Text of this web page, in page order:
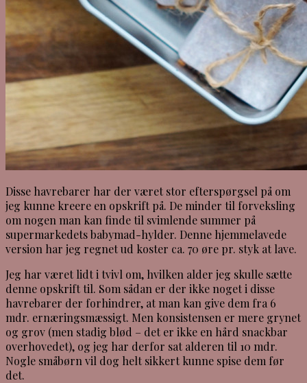
Disse havrebarer har der været stor efterspørgsel på om
jeg kunne kreere en opskrift på. De minder til forveksling
om nogen man kan finde til svimlende summer på
supermarkedets babymad-hylder. Denne hjemmelavede
version har jeg regnet ud koster ca. 70 øre pr. styk at lave.
Jeg har været lidt i tvivl om, hvilken alder jeg skulle sætte
denne opskrift til. Som sådan er der ikke noget i disse
havrebarer der forhindrer, at man kan give dem fra 6
mdr. ernæringsmæssigt. Men konsistensen er mere grynet
og grov (men stadig blød – det er ikke en hård snackbar
overhovedet), og jeg har derfor sat alderen til 10 mdr.
Nogle småbørn vil dog helt sikkert kunne spise dem før
det.